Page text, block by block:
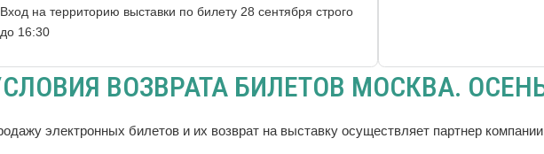
Вход на территорию выставки по билету 28 сентября строго
до 16:30
ВОЗВРАТА БИЛЕТОВ МОСКВА.
электронных билетов и их возврат на выставку осуществляет партнер